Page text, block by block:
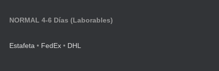
NORMAL 4-6 Días (Laborables)
Estafeta • FedEx • DHL